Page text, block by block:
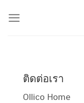
ติดต่อเรา
Ollico Home